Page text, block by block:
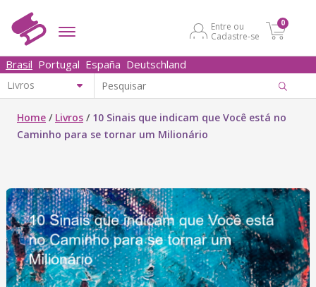
Entre ou
Cadastre-se
0
Brasil Portugal España Deutschland
Home / Livros / 10 Sinais que indicam que Você está no
Caminho para se tornar um Milionário